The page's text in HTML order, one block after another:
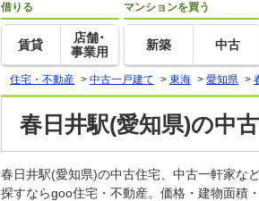
借りる
賃貸
店舗･
事業用
マンションを買う
新築 中古
住宅・不動産 > 中古一戸建て > 東海 > 愛知県 >
春日井駅(愛知県)の中
春日井駅(愛知県)の中古住宅、中古一軒家な
探すならgoo住宅・不動産。価格・建物面積